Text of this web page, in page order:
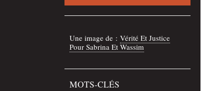
Une image de : Véri­té Et Jus­tice
Pour Sabri­na Et Wassim
MOTS-CLÉS